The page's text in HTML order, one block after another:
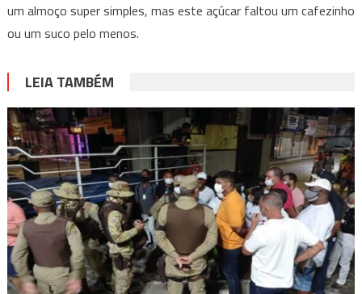
um almoço super simples, mas este açúcar faltou um cafezinho
ou um suco pelo menos.
LEIA TAMBÉM